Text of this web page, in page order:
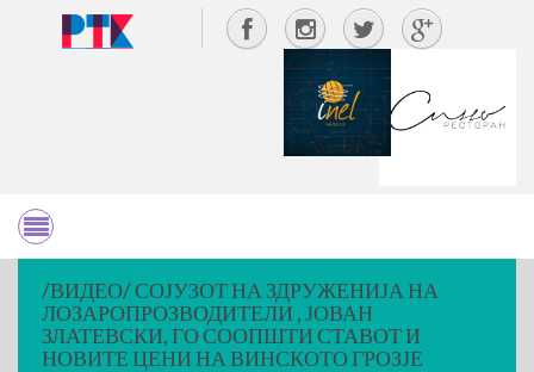
/ВИДЕО/ СОЈУЗОТ НА ЗДРУЖЕНИЈА НА
ЛОЗАРОПРОЗВОДИТЕЛИ , ЈОВАН
ЗЛАТЕВСКИ, ГО СООПШТИ СТАВОТ И
НОВИТЕ ЦЕНИ НА ВИНСКОТО ГРОЗЈЕ